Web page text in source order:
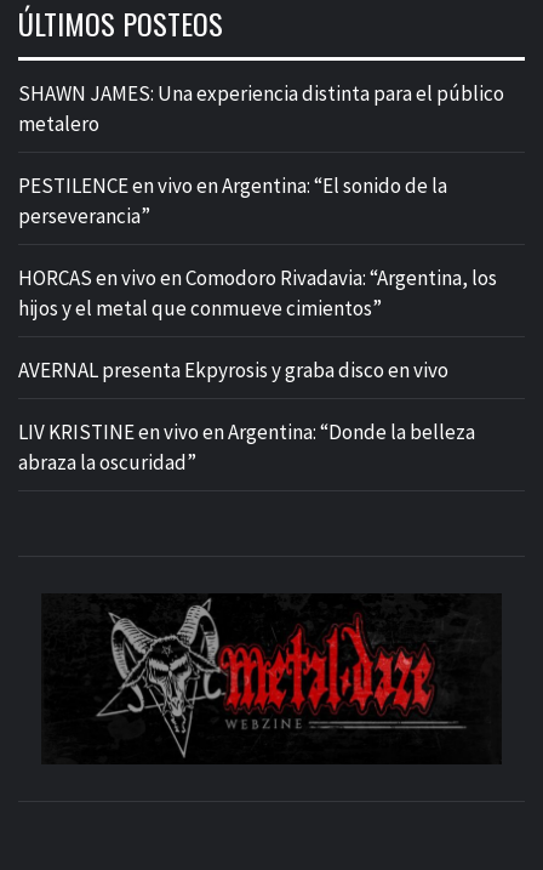
ÚLTIMOS POSTEOS
SHAWN JAMES: Una experiencia distinta para el público
metalero
PESTILENCE en vivo en Argentina: “El sonido de la
perseverancia”
HORCAS en vivo en Comodoro Rivadavia: “Argentina, los
hijos y el metal que conmueve cimientos”
AVERNAL presenta Ekpyrosis y graba disco en vivo
LIV KRISTINE en vivo en Argentina: “Donde la belleza
abraza la oscuridad”